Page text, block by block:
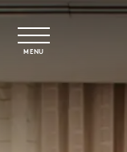
Saltar para o
MENU